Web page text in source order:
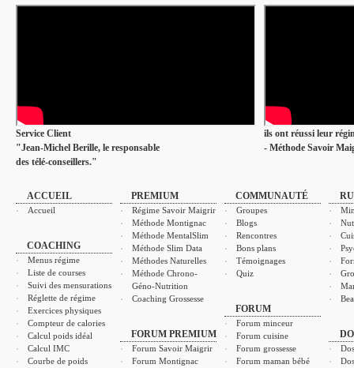
Service Client
"Jean-Michel Berille, le responsable
des télé-conseillers."
ils ont réussi leur
- Méthode Savoir
ACCUEIL
Accueil
COACHING
Menus régime
Liste de courses
Suivi des mensurations
Réglette de régime
Exercices physiques
Compteur de calories
Calcul poids idéal
Calcul IMC
Courbe de poids
PREMIUM
Régime Savoir Maigrir
Méthode Montignac
Méthode MentalSlim
Méthode Slim Data
Méthodes Naturelles
Méthode Chrono-
Géno-Nutrition
Coaching Grossesse
FORUM PREMIUM
Forum Savoir Maigrir
Forum Montignac
COMMUNAUTÉ
Groupes
Blogs
Rencontres
Bons plans
Témoignages
Quiz
FORUM
Forum minceur
Forum cuisine
Forum grossesse
Forum maman bébé